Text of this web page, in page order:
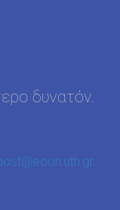
δυνατόν.
.